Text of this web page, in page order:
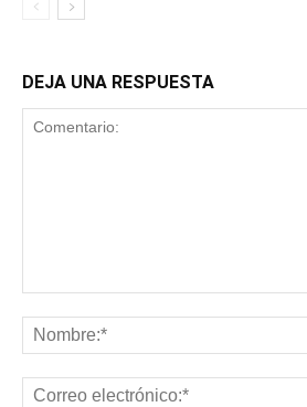
DEJA UNA RESPUESTA